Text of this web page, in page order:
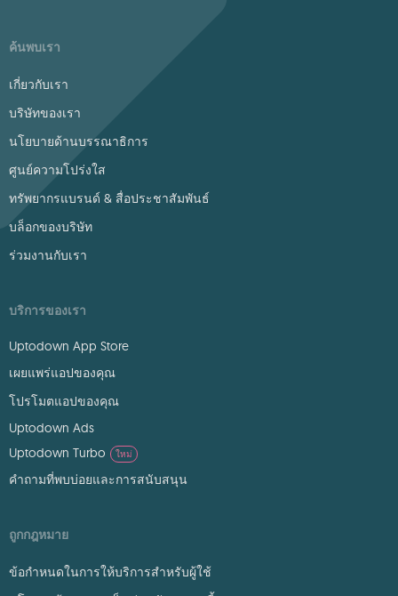
ค้นพบเรา
เกี่ยวกับเรา
บริษัทของเรา
นโยบายด้านบรรณาธิการ
ศูนย์ความโปร่งใส
ทรัพยากรแบรนด์ & สื่อประชาสัมพันธ์
บล็อกของบริษัท
ร่วมงานกับเรา
บริการของเรา
Uptodown App Store
เผยแพร่แอปของคุณ
โปรโมตแอปของคุณ
Uptodown Ads
Uptodown Turbo
ใหม่
คำถามที่พบบ่อยและการสนับสนุน
ถูกกฎหมาย
ข้อกำหนดในการให้บริการสำหรับผู้ใช้